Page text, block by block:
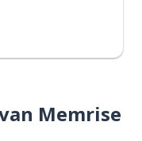
Memrise